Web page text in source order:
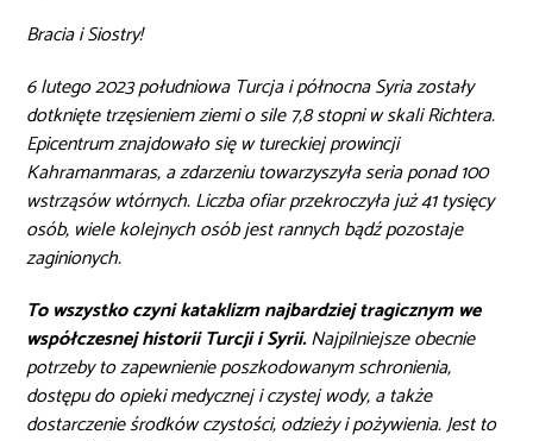
Bracia i Siostry!
6 lutego 2023 południowa Turcja i północna Syria zostały
dotknięte trzęsieniem ziemi o sile 7,8 stopni w skali Richtera.
Epicentrum znajdowało się w tureckiej prowincji
Kahramanmaras, a zdarzeniu towarzyszyła seria ponad 100
wstrząsów wtórnych. Liczba ofiar przekroczyła już 41 tysięcy
osób, wiele kolejnych osób jest rannych bądź pozostaje
zaginionych.
To wszystko czyni kataklizm najbardziej tragicznym we
współczesnej historii Turcji i Syrii.Najpilniejsze obecnie
potrzeby to zapewnienie poszkodowanym schronienia,
dostępu do opieki medycznej i czystej wody, a także
dostarczenie środków czystości, odzieży i pożywienia. Jest to